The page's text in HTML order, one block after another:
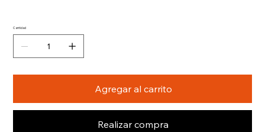
Cantidad
Agregar al carrito
Realizar compra